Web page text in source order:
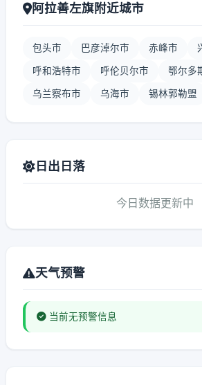
阿拉善左旗附近城市
包头市 巴彦淖尔市 赤峰市
呼和浩特市 呼伦贝尔市 鄂尔多
乌兰察布市 乌海市 锡林郭勒盟
日出日落
今日数据更新中
天气预警
当前无预警信息